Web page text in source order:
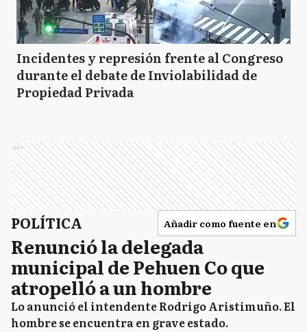
Incidentes y represión frente al Congreso
durante el debate de Inviolabilidad de
Propiedad Privada
Ads
POLÍTICA Añadir como fuente en
Renunció la delegada
municipal de Pehuen Co que
atropelló a un hombre
Lo anunció el intendente Rodrigo Aristimuño. El
hombre se encuentra en grave estado.